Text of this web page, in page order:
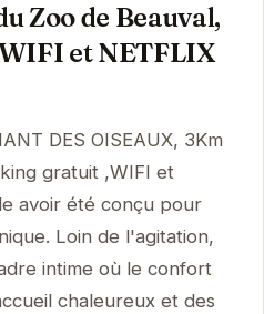
Zoo de Beauval,
et NETFLIX
DES OISEAUX, 3Km
gratuit ,WIFI et
avoir été conçu pour
Loin de l'agitation,
intime où le confort
chaleureux et des